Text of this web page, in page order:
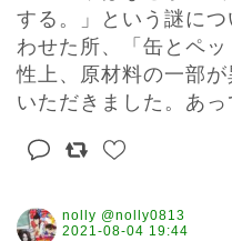
する。」という謎に
わせた所、「缶とペ
性上、原材料の一部
いただきました。あっ
nolly @nolly0813
2021-08-04 19:44